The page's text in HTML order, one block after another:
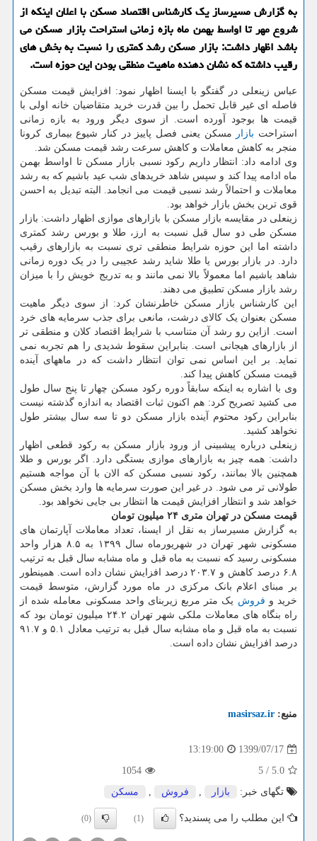
به گزارش مسیرساز یك كارشناس اقتصاد مسكن با اعلان اینكه از
شروع مهر تا اواسط بهمن ماه بازه زمانی استراحت بازار مسكن می
باشد اظهار داشت: بازار مسكن رشد كمتری را نسبت به بخش های
رقیب داشته كه نشان دهنده ماهیت منطقی بودن این حوزه است.
عباس زینعلی در گفتگو با ایسنا اظهار نمود: افزایش قیمت مسکن
فاصله ای غیر قابل تحمل را بین قدرت خرید متقاضیان خانه اولی با
قیمت ها بوجود آورده است. از سوی دیگر ورود به بازه زمانی
استراحت بازار
مسکن یعنی فصل پاییز در کنار شیوع بیماری کرونا
منجر به کاهش معاملات و کاهش سرعت رشد قیمت مسکن شد.
وی ادامه داد: انتظار داریم رکود نسبی بازار مسکن تا اواسط بهمن
ماه ادامه پیدا کند و سپس شاهد خریدهای شب عید باشیم که به رشد
معاملات و احتمالاً رشد نسبی قیمت می انجامد. البته تبدیل به احسن
قوی ترین بخش بازار خواهد بود.
زینعلی در مقایسه بازار مسکن با بازارهای موازی اظهار داشت: بازار
مسکن طی دو سال قبل نسبت به ارز، طلا و بورس رشد کمتری
داشته اما این حوزه شرایط منطقی تری نسبت به بازارهای رقیب
دارد. در بازار بورس یا طلا شاید رشد عجیبی را در یک دوره زمانی
شاهد باشیم اما معمولاً بالا نمی مانند و به تدریج خویش را با میزان
رشد بازار مسکن تطبیق می دهند.
این کارشناس بازار مسکن خاطرنشان کرد: از سوی دیگر ماهیت
مسکن بعنوان یک کالای درشت، مانعی برای جذب سرمایه های خرد
است. ازاین رو رشد آن متناسب با شرایط اقتصاد کلان و منطقی تر
از بازارهای هیجانی است. بنابراین سقوط شدیدی را هم تجربه نمی
نماید. بر این اساس نمی توان انتظار داشت که در ماههای آینده
قیمت مسکن کاهش پیدا کند.
وی با اشاره به اینکه سابقاً دوره رکود مسکن چهار تا پنج سال طول
می کشید تصریح کرد: هم اکنون ثبات اقتصاد به اندازه گذشته نیست
بنابراین رکود محتوم آینده بازار مسکن دو تا سه سال بیشتر طول
نخواهد کشید.
زینعلی درباره پیشبینی از ورود بازار مسکن به رکود قطعی اظهار
داشت: همه چیز به بازارهای موازی بستگی دارد. اگر بورس و طلا
همچنین بالا بمانند، رکود نسبی مسکن که الان با آن مواجه هستیم
طولانی تر می شود. در غیر این صورت سرمایه ها وارد بخش مسکن
خواهد شد و انتظار افزایش قیمت ها انتظار بی جایی نخواهد بود.
قیمت مسکن در تهران متری ۲۴ میلیون تومان
به گزارش مسیرساز به نقل از ایسنا، تعداد معاملات آپارتمان های
مسکونی شهر تهران در شهریورماه سال ۱۳۹۹ به ۸.۵ هزار واحد
مسکونی رسید که نسبت به ماه قبل و ماه مشابه سال قبل به ترتیب
۶.۸ درصد کاهش و ۲۰۳.۷ درصد افزایش نشان داده است. همینطور
بر مبنای اعلام بانک مرکزی در ماه مورد گزارش، متوسط قیمت
خرید و فروش یک متر مربع زیربنای واحد مسکونی معامله شده از
راه بنگاه های معاملات ملکی شهر تهران ۲۴.۲ میلیون تومان بود که
نسبت به ماه قبل و ماه مشابه سال قبل به ترتیب معادل ۵.۱ و ۹۱.۷
درصد افزایش نشان داده است.
منبع: masirsaz.ir
1399/07/17
13:19:00
5.0
/
5
1054
تگهای خبر:
بازار , فروش , مسكن
این مطلب را می پسندید؟ (1)
(0)